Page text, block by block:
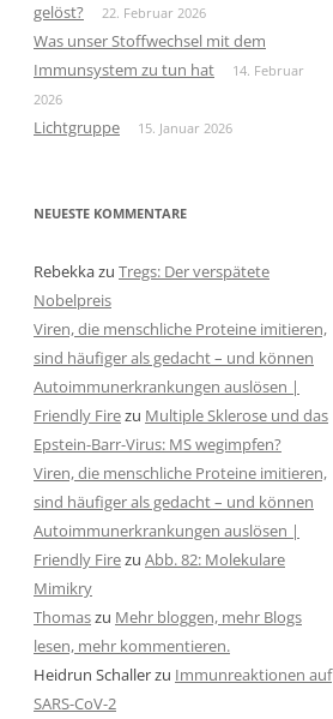
gelöst?
22. Februar 2026
Was unser Stoffwechsel mit dem
Immunsystem zu tun hat
14. Februar
2026
Lichtgruppe 15. Januar 2026
NEUESTE KOMMENTARE
Rebekkazu Tregs: Der verspätete
Nobelpreis
Viren, die menschliche Proteine imitieren,
sind häufiger als gedacht – und können
Autoimmunerkrankungen auslösen |
Friendly Firezu Multiple Sklerose und das
Epstein-Barr-Virus: MS wegimpfen?
Viren, die menschliche Proteine imitieren,
sind häufiger als gedacht – und können
Autoimmunerkrankungen auslösen |
Friendly Firezu Abb. 82: Molekulare
Mimikry
Thomaszu Mehr bloggen, mehr Blogs
lesen, mehr kommentieren.
Heidrun Schallerzu Immunreaktionen auf
SARS-CoV-2